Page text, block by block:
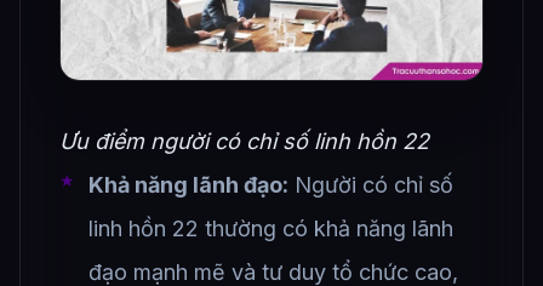
Ưu điểm người có chỉ số linh hồn 22
Khả năng lãnh đạo: Người có chỉ số
linh hồn 22 thường có khả năng lãnh
đạo mạnh mẽ và tư duy tổ chức cao,